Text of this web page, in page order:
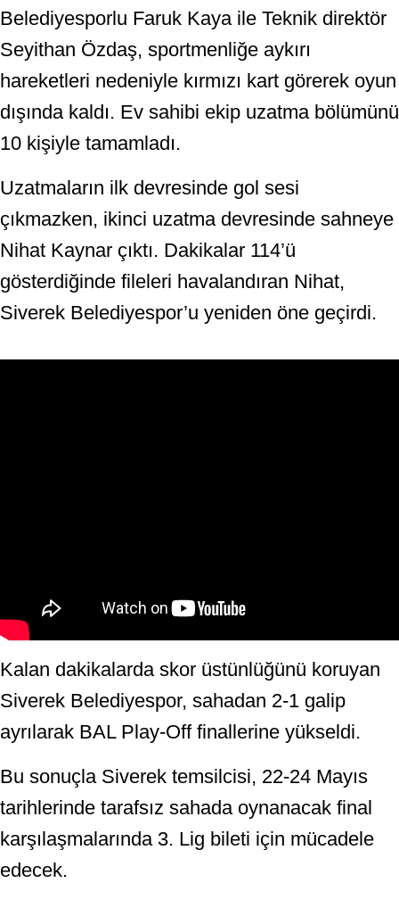
Belediyesporlu Faruk Kaya ile Teknik direktör
Seyithan Özdaş, sportmenliğe aykırı
hareketleri nedeniyle kırmızı kart görerek oyun
dışında kaldı. Ev sahibi ekip uzatma bölümünü
10 kişiyle tamamladı.
Uzatmaların ilk devresinde gol sesi
çıkmazken, ikinci uzatma devresinde sahneye
Nihat Kaynar çıktı. Dakikalar 114’ü
gösterdiğinde fileleri havalandıran Nihat,
Siverek Belediyespor’u yeniden öne geçirdi.
Kalan dakikalarda skor üstünlüğünü koruyan
Siverek Belediyespor, sahadan 2-1 galip
ayrılarak BAL Play-Off finallerine yükseldi.
Bu sonuçla Siverek temsilcisi, 22-24 Mayıs
tarihlerinde tarafsız sahada oynanacak final
karşılaşmalarında 3. Lig bileti için mücadele
edecek.